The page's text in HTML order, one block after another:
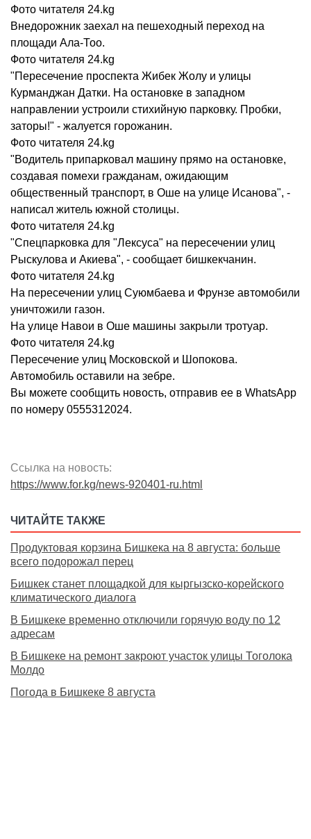
Фото читателя 24.kg
Внедорожник заехал на пешеходный переход на
площади Ала-Тоо.
Фото читателя 24.kg
"Пересечение проспекта Жибек Жолу и улицы
Курманджан Датки. На остановке в западном
направлении устроили стихийную парковку. Пробки,
заторы!" - жалуется горожанин.
Фото читателя 24.kg
"Водитель припарковал машину прямо на остановке,
создавая помехи гражданам, ожидающим
общественный транспорт, в Оше на улице Исанова", -
написал житель южной столицы.
Фото читателя 24.kg
"Спецпарковка для "Лексуса" на пересечении улиц
Рыскулова и Акиева", - сообщает бишкекчанин.
Фото читателя 24.kg
На пересечении улиц Суюмбаева и Фрунзе автомобили
уничтожили газон.
На улице Навои в Оше машины закрыли тротуар.
Фото читателя 24.kg
Пересечение улиц Московской и Шопокова.
Автомобиль оставили на зебре.
Вы можете сообщить новость, отправив ее в WhatsApp
по номеру 0555312024.
Ссылка на новость:
https://www.for.kg/news-920401-ru.html
ЧИТАЙТЕ ТАКЖЕ
Продуктовая корзина Бишкека на 8 августа: больше
всего подорожал перец
Бишкек станет площадкой для кыргызско-корейского
климатического диалога
В Бишкеке временно отключили горячую воду по 12
адресам
В Бишкеке на ремонт закроют участок улицы Тоголока
Молдо
Погода в Бишкеке 8 августа